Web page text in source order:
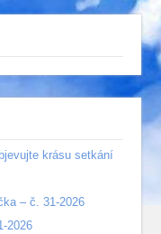
krásu setkání
– č. 31-2026
2026